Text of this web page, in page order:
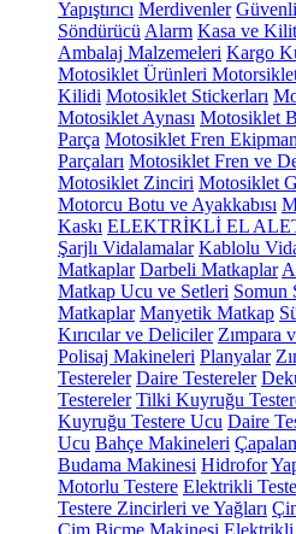
Yapıştırıcı Merdivenler
Söndürücü Alarm Kasa ve
Ambalaj Malzemeleri Kargo
Motosiklet Ürünleri
Kilidi Motosiklet Stickerları
Motosiklet Aynası Motosiklet
Parça Motosiklet Fren
Parçaları Motosiklet Fren ve
Motosiklet Zinciri Motosiklet
Motorcu Botu ve Ayakkabısı
Kaskı ELEKTRİKLİ EL
Şarjlı Vidalamalar Kablolu
Matkaplar Darbeli Matkaplar
Matkap Ucu ve Setleri Somun
Matkaplar Manyetik Matkap
Kırıcılar ve Deliciler Zımpara
Polisaj Makineleri Planyalar
Testereler Daire Testereler
Testereler Tilki Kuyruğu
Kuyruğu Testere Ucu Daire
Ucu Bahçe Makineleri
Budama Makinesi Hidrofor
Motorlu Testere Elektrikli
Testere Zincirleri ve Yağları
Çim Biçme Makinesi Elektrikli